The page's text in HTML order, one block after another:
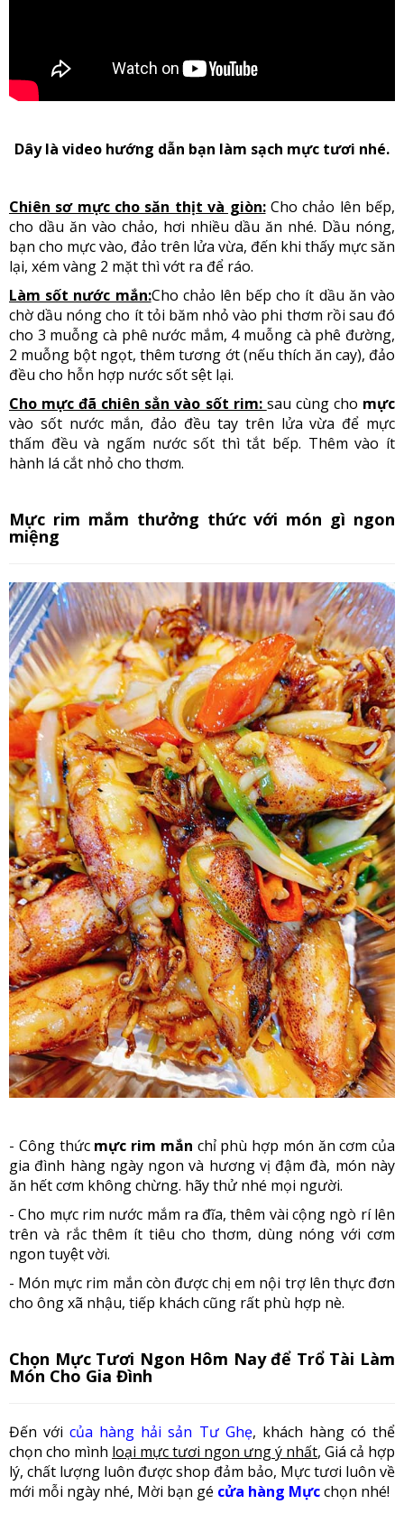
Dây là video hướng dẫn bạn làm sạch mực tươi nhé.
Chiên sơ mực cho săn thịt và giòn:Cho chảo lên bếp,
cho dầu ăn vào chảo, hơi nhiều dầu ăn nhé. Dầu nóng,
bạn cho mực vào, đảo trên lửa vừa, đến khi thấy mực săn
lại, xém vàng 2 mặt thì vớt ra để ráo.
Làm sốt nước mắn:Cho chảo lên bếp cho ít dầu ăn vào
chờ dầu nóng cho ít tỏi băm nhỏ vào phi thơm rồi sau đó
cho 3 muỗng cà phê nước mắm, 4 muỗng cà phê đường,
2 muỗng bột ngọt, thêm tương ớt (nếu thích ăn cay), đảo
đều cho hỗn hợp nước sốt sệt lại.
Cho mực đã chiên sẳn vào sốt rim: sau cùng cho mực
vào sốt nước mắn, đảo đều tay trên lửa vừa để mực
thấm đều và ngấm nước sốt thì tắt bếp. Thêm vào ít
hành lá cắt nhỏ cho thơm.
Mực rim mắm thưởng thức với món gì ngon
miệng
- Công thức mực rim mắn chỉ phù hợp món ăn cơm của
gia đình hàng ngày ngon và hương vị đậm đà, món này
ăn hết cơm không chừng. hãy thử nhé mọi người.
- Cho mực rim nước mắm ra đĩa, thêm vài cộng ngò rí lên
trên và rắc thêm ít tiêu cho thơm, dùng nóng với cơm
ngon tuyệt vời.
- Món mực rim mắn còn được chị em nội trợ lên thực đơn
cho ông xã nhậu, tiếp khách cũng rất phù hợp nè.
Chọn Mực Tươi Ngon Hôm Nay để Trổ Tài Làm
Món Cho Gia Đình
Đến vớicủa hàng hải sản Tư Ghẹ, khách hàng có thể
chọn cho mình loại mực tươi ngon ưng ý nhất, Giá cả hợp
lý, chất lượng luôn được shop đảm bảo, Mực tươi luôn về
mới mỗi ngày nhé, Mời bạn gé cửa hàng Mựcchọn nhé!